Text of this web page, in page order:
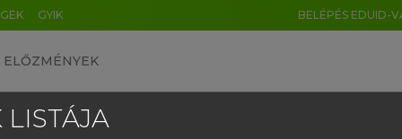
GYIK BELÉPÉS EDUID-
ELŐZMÉNYEK
LISTÁJA